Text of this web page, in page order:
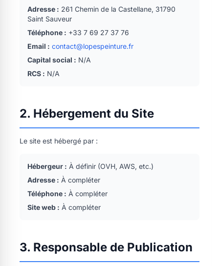
Adresse : 261 Chemin de la Castellane, 31790
Saint Sauveur
Téléphone : +33 7 69 27 37 76
Email : contact@lopespeinture.fr
Capital social : N/A
RCS : N/A
2. Hébergement du Site
Le site est hébergé par :
Hébergeur : À définir (OVH, AWS, etc.)
Adresse : À compléter
Téléphone : À compléter
Site web : À compléter
3. Responsable de Publication